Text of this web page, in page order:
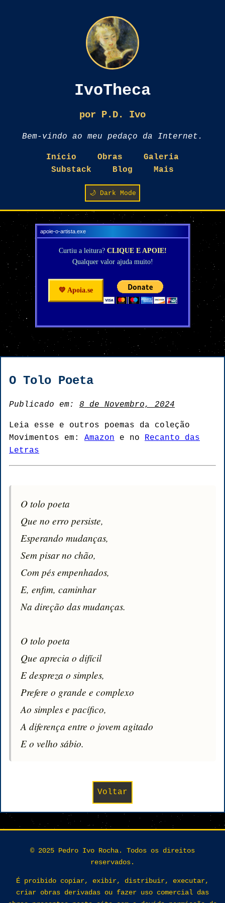
IvoTheca
por P.D. Ivo
Bem-vindo ao meu pedaço da Internet.
Início Obras
Galeria
Substack
Blog Mais
🌙 Dark Mode
apoie-o-artista.exe
Curtiu a leitura? CLIQUE E APOIE!
Qualquer valor ajuda muito!
💛 Apoia.se
O Tolo Poeta
Publicado em: 8 de Novembro, 2024
Leia esse e outros poemas da coleção
Movimentos em: Amazon e no Recanto das
Letras
O tolo poeta
Que no erro persiste,
Esperando mudanças,
Sem pisar no chão,
Com pés empenhados,
E, enfim, caminhar
Na direção das mudanças.
O tolo poeta
Que aprecia o difícil
E despreza o simples,
Prefere o grande e complexo
Ao simples e pacífico,
A diferença entre o jovem agitado
E o velho sábio.
Voltar
© 2025 Pedro Ivo Rocha. Todos os direitos
reservados.
É proibido copiar, exibir, distribuir, executar,
criar obras derivadas ou fazer uso comercial das